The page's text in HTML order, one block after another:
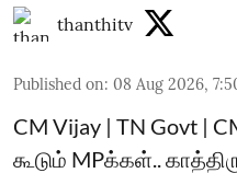
thanthitv
Published on: 08 Aug 2026,
CM Vijay | TN Govt |
கூடும் MPக்கள்..